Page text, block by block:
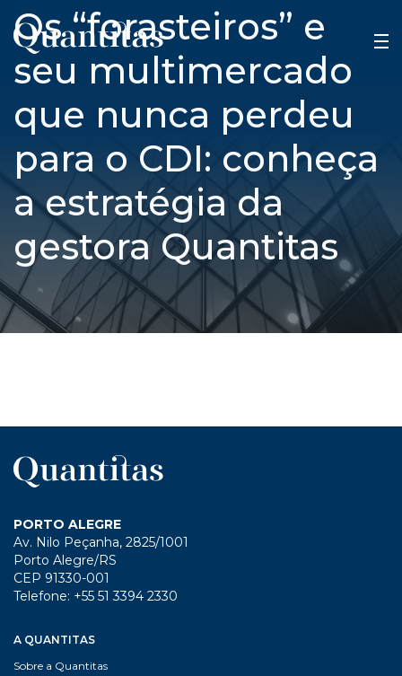
Os “forasteiros” e
seu multimercado
que nunca perdeu
para o CDI: conheça
a estratégia da
gestora Quantitas
PORTO ALEGRE
Av. Nilo Peçanha, 2825/1001
Porto Alegre/RS
CEP 91330-001
Telefone: +55 51 3394 2330
A QUANTITAS
Sobre a Quantitas